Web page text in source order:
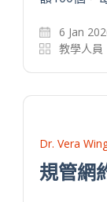
6 Jan
教學人員
Dr. Vera
規管網